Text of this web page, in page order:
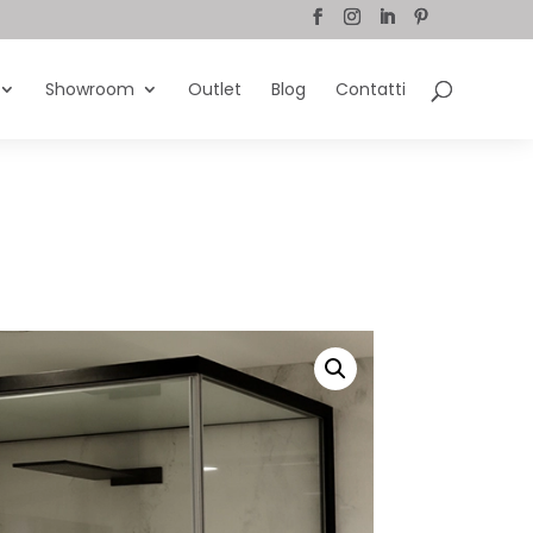
Showroom Outlet Blog Contatti